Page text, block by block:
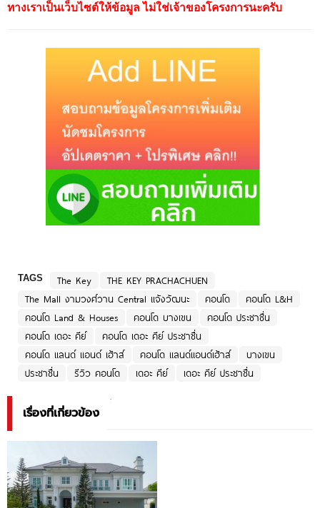
ทางเราเป็นเว็บไซต์ให้ข้อมูล ไม่ใช่เจ้าของโครงการนะครับ
TAGS The Key
THE KEY PRACHACHUEN
The Mall งามวงศ์วาน Central แจ้งวัฒนะ
คอนโด
คอนโด L&H
คอนโด Land & Houses
คอนโด บางเขน
คอนโด ประชาชื่น
คอนโด เดอะ คีย์
คอนโด เดอะ คีย์ ประชาชื่น
คอนโด แลนด์ แอนด์ เฮ้าส์
คอนโด แลนด์แอนด์เฮ้าส์
บางเขน
ประชาชื่น
รีวิว คอนโด เดอะ คีย์ เดอะ คีย์ ประชาชื่น
เรื่องที่เกี่ยวข้อง